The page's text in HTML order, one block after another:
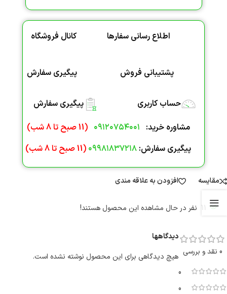
اطلاع رسانی سفارها کانال فروشگاه
پشتیبانی فروش پیگیری سفارش
حساب کاربری
پیگیری سفارش
مشاوره خرید: ۰۹۱۲۰۷۵۴۰۰۱ (11 صبح تا 8 شب
)
پیگیری سفارش: ۰۹۹۸۱۸۳۷۲۱۸ (11 صبح تا 8 شب )
مقایسه افزودن به علاقه مندی
11 نفر در حال مشاهده این محصول هستند!
0 نقد و بررسی
0
0
دیدگاهها
هیچ دیدگاهی برای این محصول نوشته نشده است.